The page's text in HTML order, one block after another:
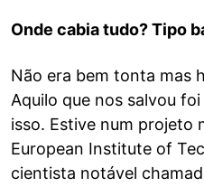
Onde cabia tudo? Tipo
Não era bem tonta mas
Aquilo que nos salvou
isso. Estive num projeto
European Institute of
cientista notável